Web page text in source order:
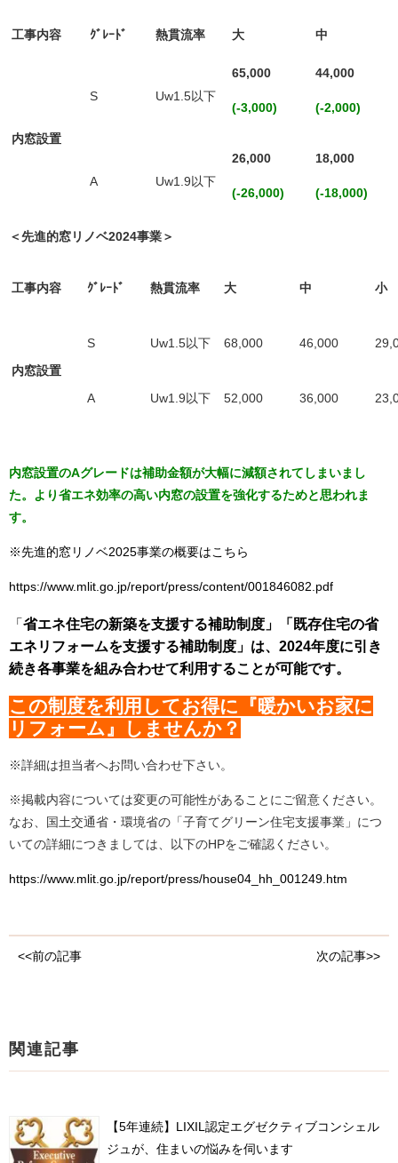
工事内容 ｸﾞﾚｰﾄﾞ 熱貫流率 大 中
内窓設置
S Uw1.5以下
65,000
(-3,000)
44,000
(-2,000)
A Uw1.9以下
26,000
(-26,000)
18,000
(-18,000)
＜先進的窓リノベ2024事業＞
工事内容 ｸﾞﾚｰﾄﾞ 熱貫流率 大 中 小
内窓設置
S Uw1.5以下 68,000 46,000
A Uw1.9以下 52,000 36,000
内窓設置のAグレードは補助金額が大幅に減額されてしまいまし
た。より省エネ効率の高い内窓の設置を強化するためと思われま
す。
※先進的窓リノベ2025事業の概要はこちら
https://www.mlit.go.jp/report/press/content/001846082.pdf
「省エネ住宅の新築を支援する補助制度」「既存住宅の省
エネリフォームを支援する補助制度」は、2024年度に引き
続き各事業を組み合わせて利用することが可能です。
この制度を利用してお得に『暖かいお家に
リフォーム』しませんか？
※詳細は担当者へお問い合わせ下さい。
※掲載内容については変更の可能性があることにご留意ください。
なお、国土交通省・環境省の「子育てグリーン住宅支援事業」につ
いての詳細につきましては、以下のHPをご確認ください。
https://www.mlit.go.jp/report/press/house04_hh_001249.htm
<<前の記事 次の記事>>
関連記事
【5年連続】LIXIL認定エグゼクティブコンシェル
ジュが、住まいの悩みを伺います